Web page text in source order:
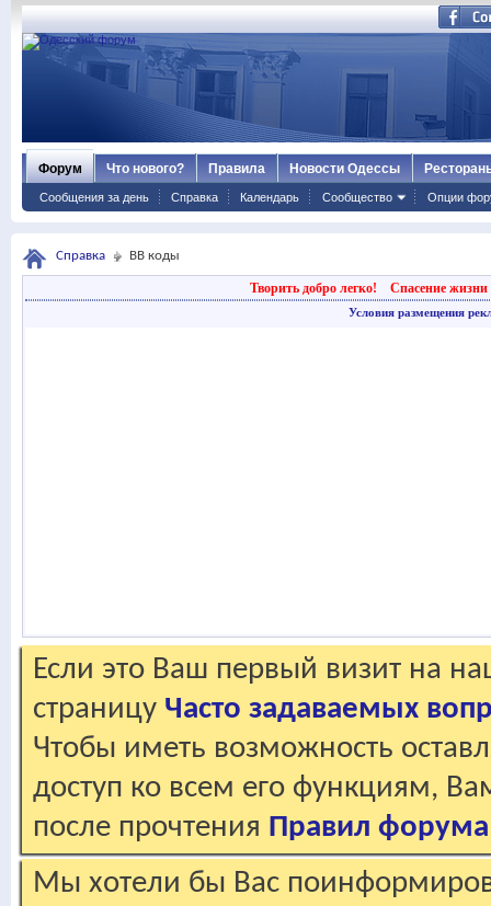
Форум
Сообщения за день Справка Календарь Сообщество Опции
Что нового? Правила Новости Одессы
Справка BB коды
Творить добро легко! Спасение жизни
Условия размещения
Если это Ваш первый визит на
страницу Часто задаваемых
Чтобы иметь возможность
доступ ко всем его функциям,
после прочтения Правил форума
Мы хотели бы Вас